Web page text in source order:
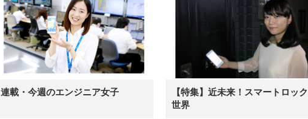
連載・今週のエンジニア女子
【特集】近未来！スマートロッ
世界